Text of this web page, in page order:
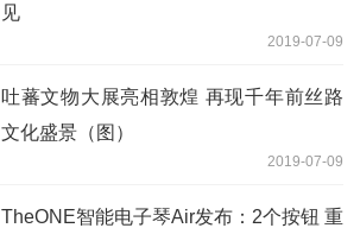
见
2019-07-09
吐蕃文物大展亮相敦煌 再现千年前丝路
文化盛景（图）
2019-07-09
TheONE智能电子琴Air发布：2个按钮 重